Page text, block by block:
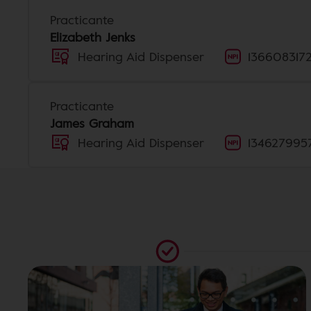
Practicante
Elizabeth Jenks
Hearing Aid Dispenser
Practicante
James Graham
Hearing Aid Dispenser